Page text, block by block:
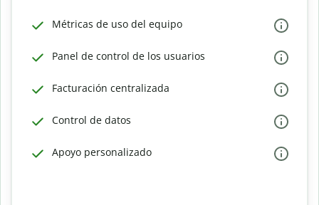
Métricas de uso del equipo
Panel de control de los usuarios
Facturación centralizada
Control de datos
Apoyo personalizado